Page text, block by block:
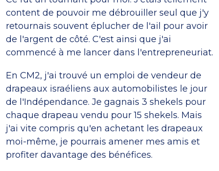
content de pouvoir me débrouiller seul que j'y
retournais souvent éplucher de l'ail pour avoir
de l'argent de côté. C'est ainsi que j'ai
commencé à me lancer dans l'entrepreneuriat.
En CM2, j'ai trouvé un emploi de vendeur de
drapeaux israéliens aux automobilistes le jour
de l'Indépendance. Je gagnais 3 shekels pour
chaque drapeau vendu pour 15 shekels. Mais
j'ai vite compris qu'en achetant les drapeaux
moi-même, je pourrais amener mes amis et
profiter davantage des bénéfices.